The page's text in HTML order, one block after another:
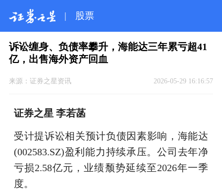
| 股票
诉讼缠身、负债率攀升，海能达三年累亏超41
亿，出售海外资产回血
来源： 证券之星资讯 2026-05-29 16:16:57
证券之星 李若菡
受计提诉讼相关预计负债因素影响，海能达
(002583.SZ)盈利能力持续承压。公司去年净
亏损2.58亿元，业绩颓势延续至2026年一季
度。